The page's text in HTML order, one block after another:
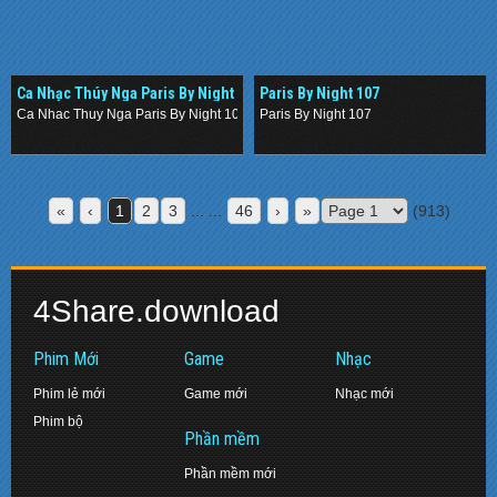
Ca Nhạc Thúy Nga Paris By Night
106 – Vip Party
Ca Nhac Thuy Nga Paris By Night 106 – Vip Party
Paris By Night 107
Paris By Night 107
« ‹ 1 2 3 46 › » (913)
4Share.download
Phim Mới
Phim lẻ mới
Phim bộ
Game
Game mới
Phần mềm
Phần mềm mới
Nhạc
Nhạc mới